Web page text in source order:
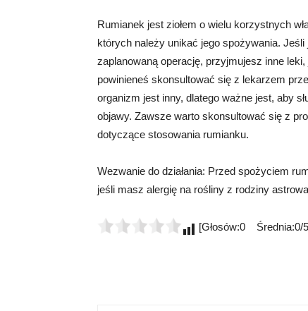
Rumianek jest ziołem o wielu korzystnych
których należy unikać jego spożywania.
zaplanowaną operację, przyjmujesz inne
powinieneś skonsultować się z lekarzem
organizm jest inny, dlatego ważne jest, aby
objawy. Zawsze warto skonsultować się z
dotyczące stosowania rumianku.
Wezwanie do działania: Przed spożyciem
jeśli masz alergię na rośliny z rodziny
[Głosów:0 Średnia:0/